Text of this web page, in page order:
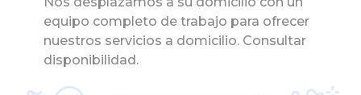
equipo completo de trabajo para ofrecer
nuestros servicios a domicilio. Consultar
disponibilidad.